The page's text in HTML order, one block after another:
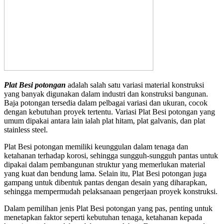
Plat Besi potongan adalah salah satu variasi material konstruksi
yang banyak digunakan dalam industri dan konstruksi bangunan.
Baja potongan tersedia dalam pelbagai variasi dan ukuran, cocok
dengan kebutuhan proyek tertentu. Variasi Plat Besi potongan yang
umum dipakai antara lain ialah plat hitam, plat galvanis, dan plat
stainless steel.
Plat Besi potongan memiliki keunggulan dalam tenaga dan
ketahanan terhadap korosi, sehingga sungguh-sungguh pantas untuk
dipakai dalam pembangunan struktur yang memerlukan material
yang kuat dan bendung lama. Selain itu, Plat Besi potongan juga
gampang untuk dibentuk pantas dengan desain yang diharapkan,
sehingga mempermudah pelaksanaan pengerjaan proyek konstruksi.
Dalam pemilihan jenis Plat Besi potongan yang pas, penting untuk
menetapkan faktor seperti kebutuhan tenaga, ketahanan kepada